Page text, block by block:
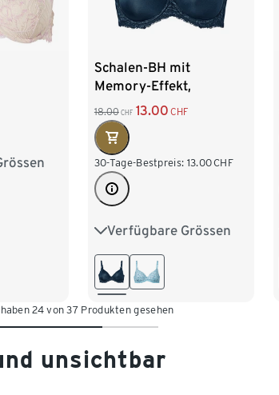
Schalen-BH mit
Memory-Effekt,
dunkelblau
18.00 CHF 13.00 CHF
30-Tage-Bestpreis: 13.00CHF
Verfügbare Grössen
75A 75B 75C
80A 80B
24 von 37 Produkten gesehen
unsichtbar